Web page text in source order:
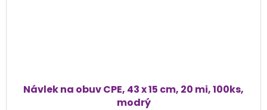
Návlek na obuv CPE, 43 x 15 cm, 20 mi, 100ks,
modrý